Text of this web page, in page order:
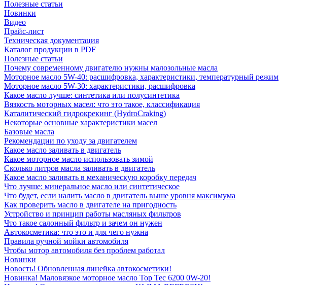
Полезные статьи
Новинки
Видео
Прайс-лист
Техническая документация
Каталог продукции в PDF
Полезные статьи
Почему современному двигателю нужны малозольные масла
Моторное масло 5W-40: расшифровка, характеристики, температурный режим
Моторное масло 5W-30: характеристики, расшифровка
Какое масло лучше: синтетика или полусинтетика
Вязкость моторных масел: что это такое, классификация
Каталитический гидрокрекинг (НydroСraking)
Некоторые основные характеристики масел
Базовые масла
Рекомендации по уходу за двигателем
Какое масло заливать в двигатель
Какое моторное масло использовать зимой
Сколько литров масла заливать в двигатель
Какое масло заливать в механическую коробку передач
Что лучше: минеральное масло или синтетическое
Что будет, если налить масло в двигатель выше уровня максимума
Как проверить масло в двигателе на пригодность
Устройство и принцип работы масляных фильтров
Что такое салонный фильтр и зачем он нужен
Автокосметика: что это и для чего нужна
Правила ручной мойки автомобиля
Чтобы мотор автомобиля без проблем работал
Новинки
Новость! Обновленная линейка автокосметики!
Новинка! Маловязкое моторное масло Top Tec 6200 0W-20!